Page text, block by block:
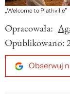
„Welcome to Plathville”
Opracowała:
Opublikowano:
Obserwuj